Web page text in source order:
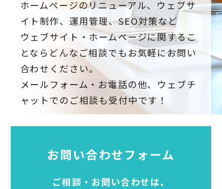
ホームページのリニューアル、ウェブサ
イト制作、運用管理、SEO対策など
ウェブサイト・ホームページに関するこ
とならどんなご相談でもお気軽にお問い
合わせください。
メールフォーム・お電話の他、ウェブチ
ャットでのご相談も受付中です！
お問い合わせフォーム
ご相談・お問い合わせは、